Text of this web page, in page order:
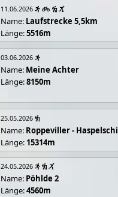
11.06.2026
Name: Laufstrecke 5,5km
Länge:5516m
03.06.2026
Name: Meine Achter
Länge:8150m
25.05.2026
Name: Roppeviller -
Länge: 15314m
24.05.2026
Name: Pöhlde 2
Länge:4560m